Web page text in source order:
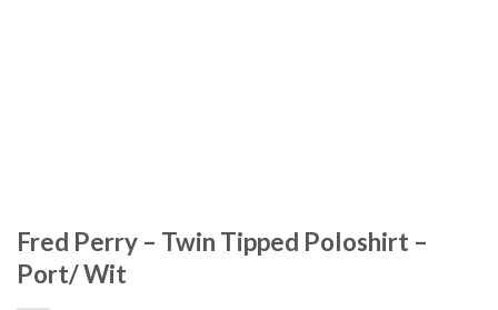
Fred Perry – Twin Tipped Poloshirt –
Port/ Wit